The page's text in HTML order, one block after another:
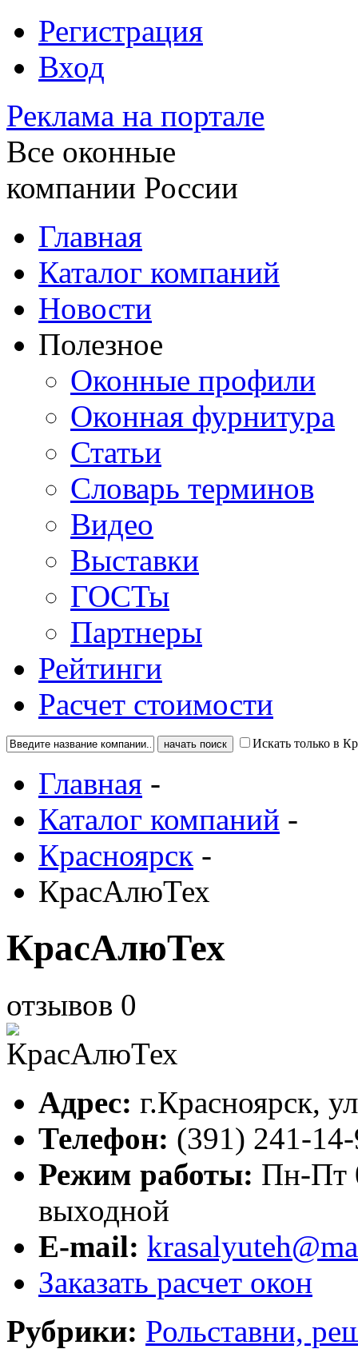
Регистрация
Вход
Реклама на портале
Все оконные
компании России
Главная
Каталог компаний
Новости
Полезное
Оконные профили
Оконная фурнитура
Статьи
Словарь терминов
Видео
Выставки
ГОСТы
Партнеры
Рейтинги
Расчет стоимости
Искать только в
Главная -
Каталог компаний -
Красноярск -
КрасАлюТех
КрасАлюТех
отзывов 0
Адрес: г.Красноярск,
Телефон: (391) 241-
Режим работы: Пн-Пт
выходной
E-mail:
Заказать расчет окон
Рубрики: Рольставни,